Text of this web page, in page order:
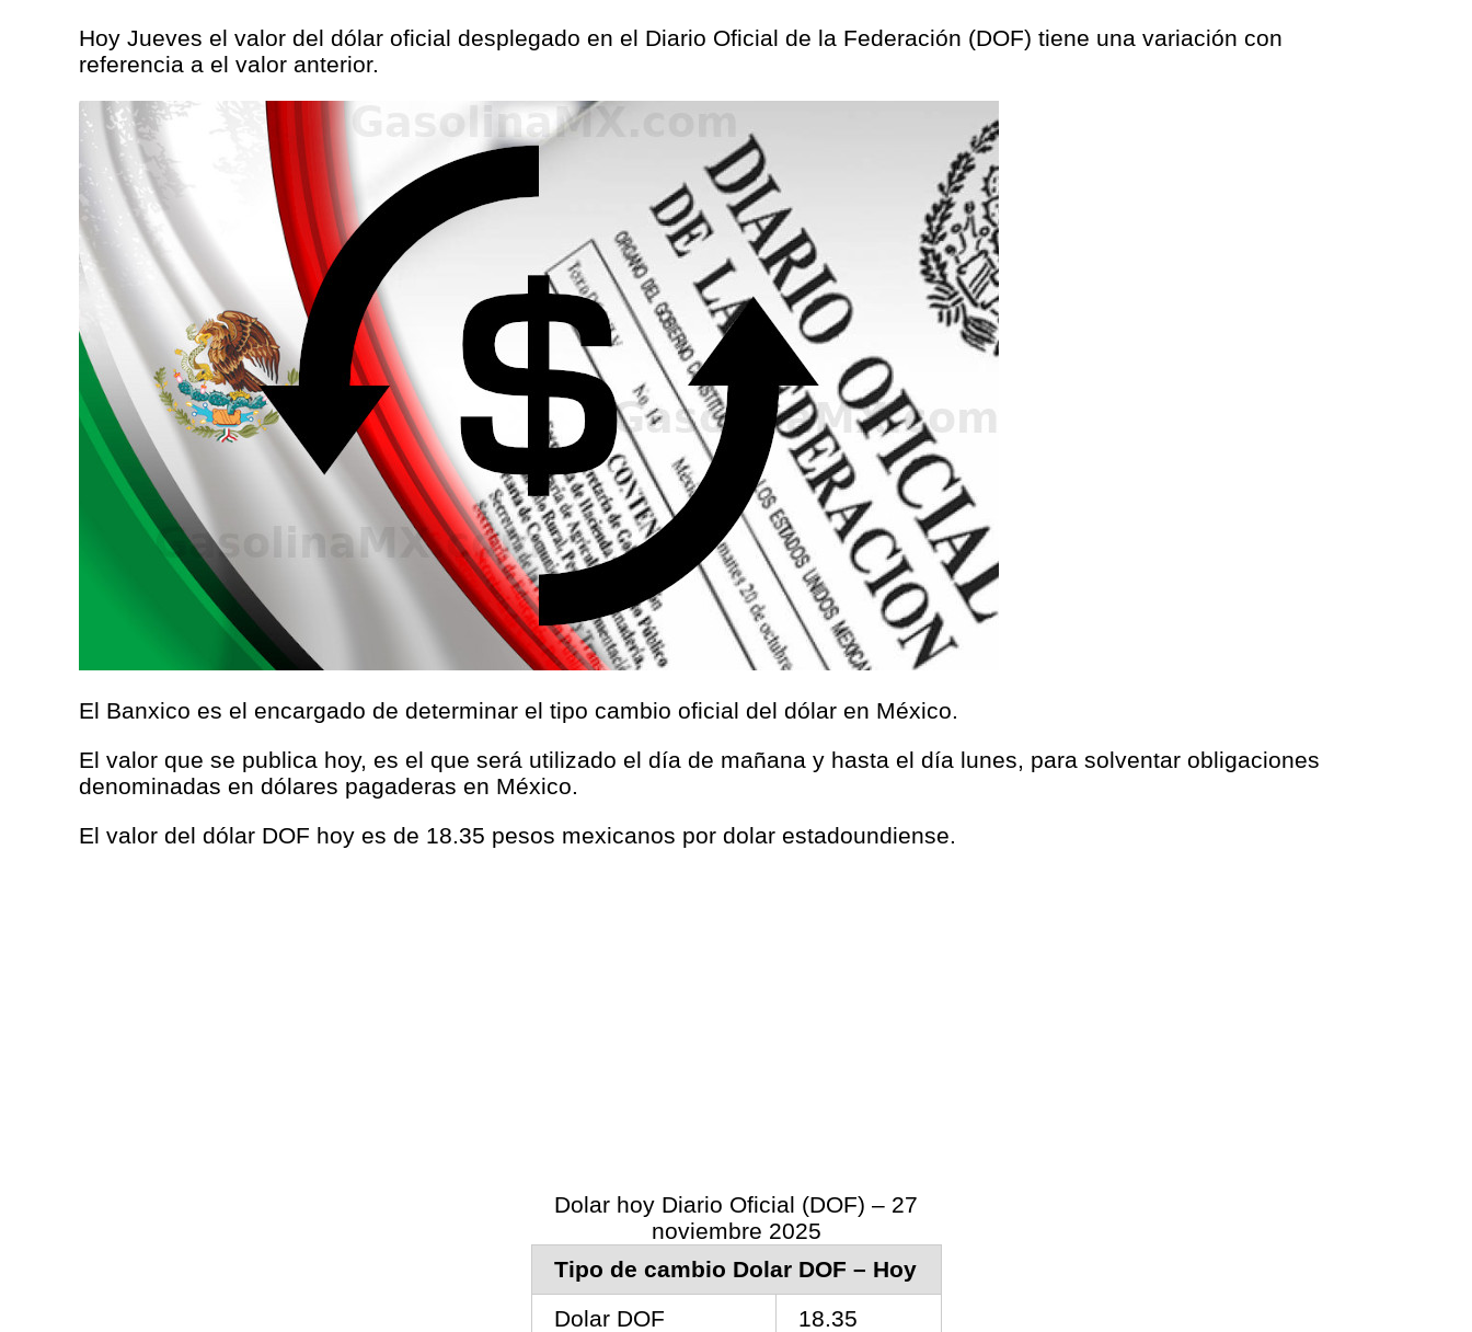
Hoy Jueves el valor del dólar oficial desplegado en el Diario Oficial de la Federación (DOF) tiene una variación con
referencia a el valor anterior.
El Banxico es el encargado de determinar el tipo cambio oficial del dólar en México.
El valor que se publica hoy, es el que será utilizado el día de mañana y hasta el día lunes, para solventar obligaciones
denominadas en dólares pagaderas en México.
El valor del dólar DOF hoy es de 18.35 pesos mexicanos por dolar estadoundiense.
Dolar hoy Diario Oficial (DOF) – 27
noviembre 2025
Tipo de cambio Dolar DOF – Hoy
Dolar DOF
18.35